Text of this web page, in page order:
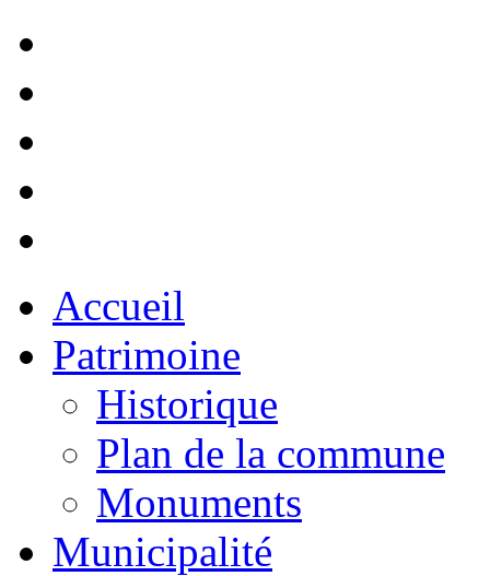
Accueil
Patrimoine
Historique
Plan de la commune
Monuments
Municipalité